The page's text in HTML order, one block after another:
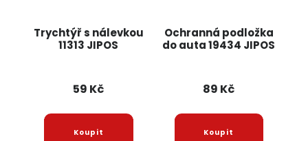
Trychtýř s nálevkou
11313 JIPOS
59 Kč
Ochranná podložka
do auta 19434 JIPOS
89 Kč